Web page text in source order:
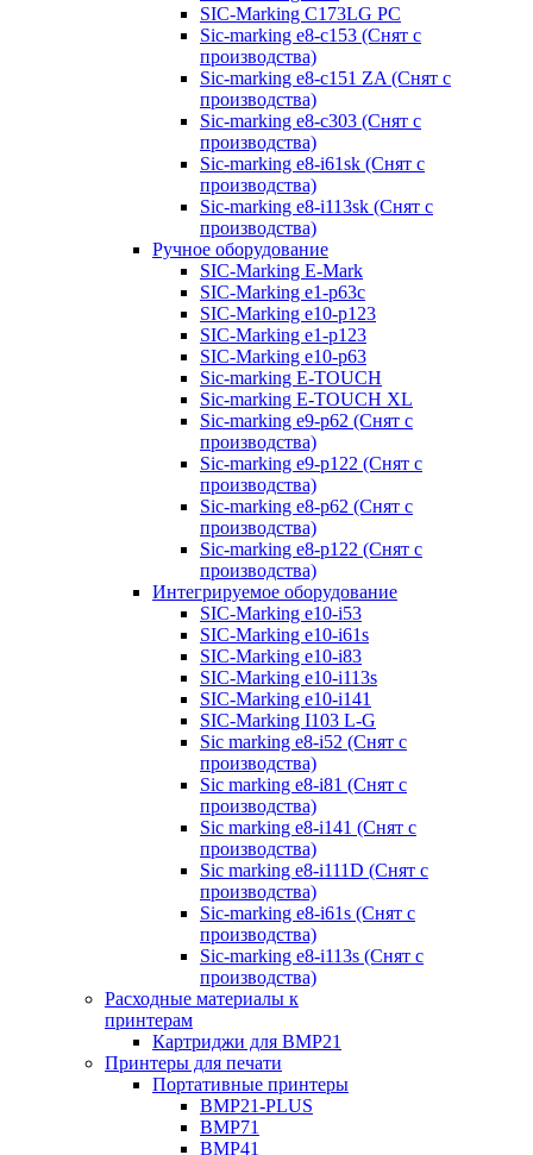
SIC-Marking C173LG PC
Sic-marking e8-c153 (Снят с
производства)
Sic-marking e8-c151 ZA (Снят с
производства)
Sic-marking e8-c303 (Снят с
производства)
Sic-marking e8-i61sk (Снят с
производства)
Sic-marking e8-i113sk (Снят с
производства)
Ручное оборудование
SIC-Marking E-Mark
SIC-Marking e1-p63с
SIC-Marking e10-p123
SIC-Marking e1-p123
SIC-Marking e10-p63
Sic-marking E-TOUCH
Sic-marking E-TOUCH XL
Sic-marking e9-p62 (Снят с
производства)
Sic-marking e9-p122 (Снят с
производства)
Sic-marking e8-p62 (Снят с
производства)
Sic-marking e8-p122 (Снят с
производства)
Интегрируемое оборудование
SIC-Marking e10-i53
SIC-Marking e10-i61s
SIC-Marking e10-i83
SIC-Marking e10-i113s
SIC-Marking e10-i141
SIC-Marking I103 L-G
Sic marking e8-i52 (Снят с
производства)
Sic marking e8-i81 (Снят с
производства)
Sic marking e8-i141 (Снят с
производства)
Sic marking e8-i111D (Снят с
производства)
Sic-marking e8-i61s (Снят с
производства)
Sic-marking e8-i113s (Снят с
производства)
Расходные материалы к
принтерам
Картриджи для BMP21
Принтеры для печати
Портативные принтеры
BMP21-PLUS
BMP71
BMP41